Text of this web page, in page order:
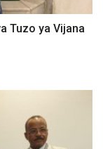
Tuzo ya Vijana